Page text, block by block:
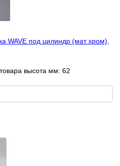
WAVE под цилиндр (мат хром),
высота мм: 62